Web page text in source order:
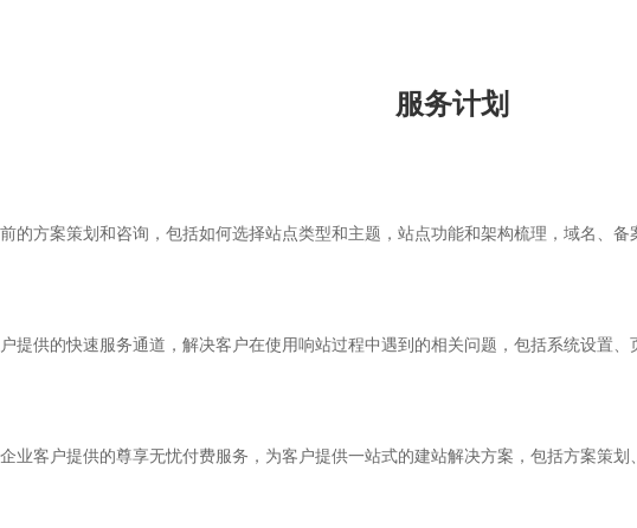
服务计划
的方案策划和咨询，包括如何选择站点类型和主题，站点功能和架构梳理，域名、备
提供的快速服务通道，解决客户在使用响站过程中遇到的相关问题，包括系统设置、
业客户提供的尊享无忧付费服务，为客户提供一站式的建站解决方案，包括方案策划